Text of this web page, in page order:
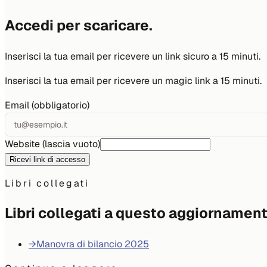
Accedi per scaricare.
Inserisci la tua email per ricevere un link sicuro a 15 minuti.
Inserisci la tua email per ricevere un magic link a 15 minuti.
Email (obbligatorio)
Website (lascia vuoto)
Ricevi link di accesso
Libri collegati
Libri collegati a questo
→Manovra di bilancio 2025